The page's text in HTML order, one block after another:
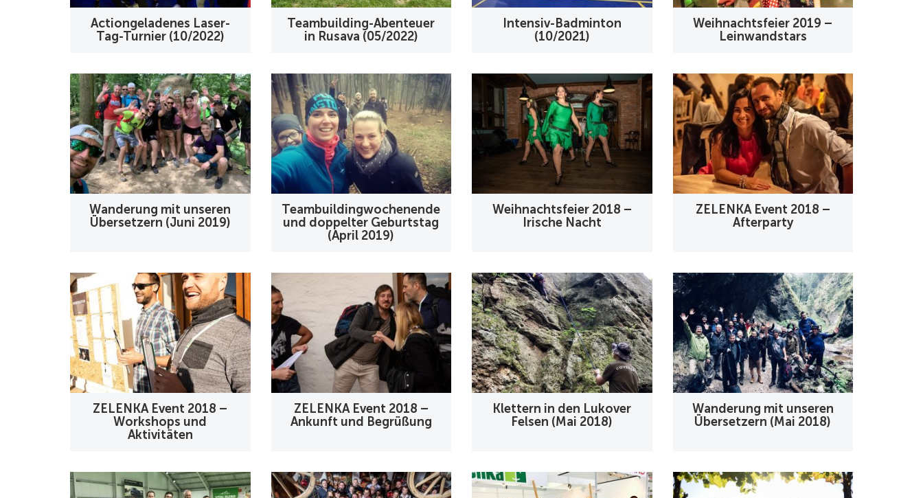
Actiongeladenes Laser-
Tag-Turnier (10/2022)
Teambuilding-Abenteuer
in Rusava (05/2022)
Intensiv-Badminton
(10/2021)
Weihnachtsfeier 2019 –
Leinwandstars
Wanderung mit unseren
Übersetzern (Juni 2019)
Teambuildingwochenende
und doppelter Geburtstag
(April 2019)
Weihnachtsfeier 2018 –
Irische Nacht
ZELENKA Event 2018 –
Afterparty
ZELENKA Event 2018 –
Workshops und
Aktivitäten
ZELENKA Event 2018 –
Ankunft und Begrüßung
Klettern in den Lukover
Felsen (Mai 2018)
Wanderung mit unseren
Übersetzern (Mai 2018)